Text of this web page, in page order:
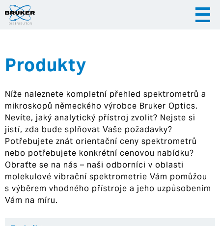
|
Hrvatska
Produkty
Níže naleznete kompletní přehled spektrometrů a
mikroskopů německého výrobce Bruker Optics.
Nevíte, jaký analytický přístroj zvolit? Nejste si
jistí, zda bude splňovat Vaše požadavky?
Potřebujete znát orientační ceny spektrometrů
nebo potřebujete konkrétní cenovou nabídku?
Obraťte se na nás – naši odborníci v oblasti
molekulové vibrační spektrometrie Vám pomůžou
s výběrem vhodného přístroje a jeho uzpůsobením
Vám na míru.